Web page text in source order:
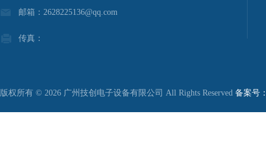
邮箱：2628225136@qq.com
传真：
版权所有 © 2026 广州技创电子设备有限公司 All Rights Reserved 备案号